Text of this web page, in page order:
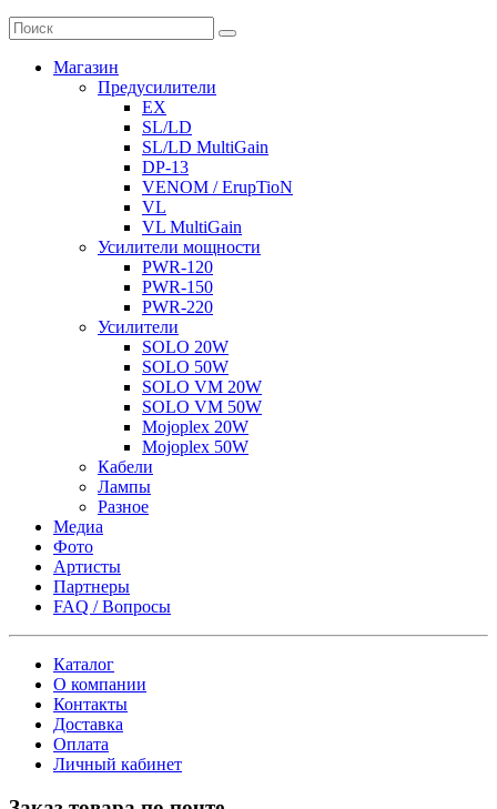
Магазин
Предусилители
EX
SL/LD
SL/LD MultiGain
DP-13
VENOM / ErupTioN
VL
VL MultiGain
Усилители мощности
PWR-120
PWR-150
PWR-220
Усилители
SOLO 20W
SOLO 50W
SOLO VM 20W
SOLO VM 50W
Mojoplex 20W
Mojoplex 50W
Кабели
Лампы
Разное
Медиа
Фото
Артисты
Партнеры
FAQ / Вопросы
Каталог
О компании
Контакты
Доставка
Оплата
Личный кабинет